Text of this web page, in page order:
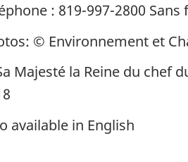
: 819-997-2800
© Environnement et
Majesté la Reine du chef
available in English